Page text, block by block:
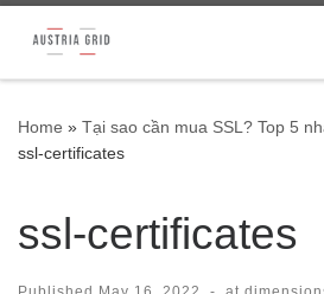
Skip to content
Home » Tại sao cần mua SSL? Top 5
ssl-certificates
ssl-certificates